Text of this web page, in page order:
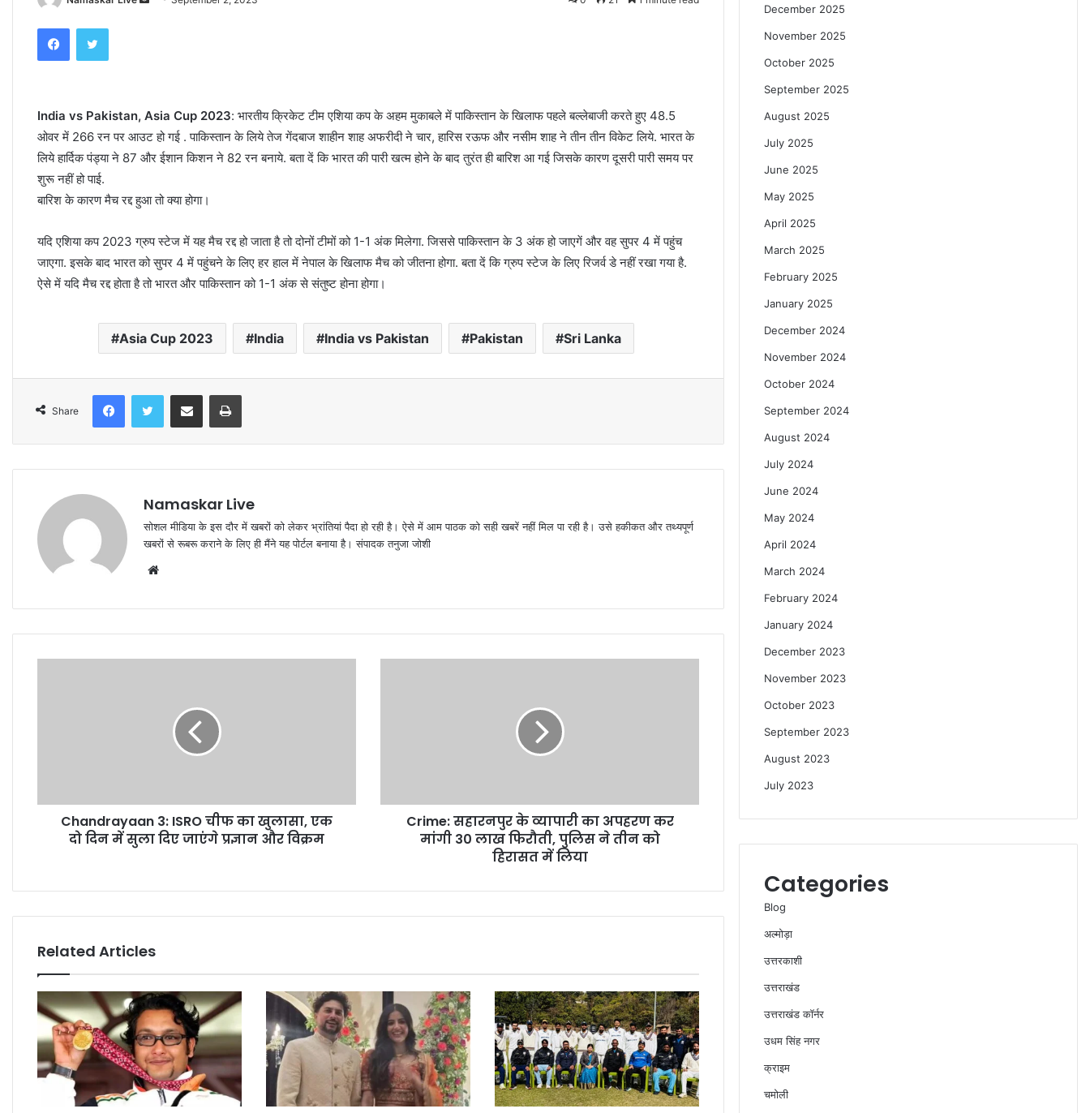
e
m
a
l
India vs Pakistan, Asia Cup 2023: भारतीय क्रिकेट टीम एशिया कप के अहम मुकाबले में पाकिस्तान के खिलाफ पहले बल्लेबाजी करते हुए 48.5
ओवर में 266 रन पर आउट हो गई . पाकिस्तान के लिये तेज गेंदबाज शाहीन शाह अफरीदी ने चार, हारिस रऊफ और नसीम शाह ने तीन तीन विकेट लिये. भारत के
लिये हार्दिक पंड्या ने 87 और ईशान किशन ने 82 रन बनाये. बता दें कि भारत की पारी खत्म होने के बाद तुरंत ही बारिश आ गई जिसके कारण दूसरी पारी समय पर
शुरू नहीं हो पाई.
बारिश के कारण मैच रद्द हुआ तो क्या होगा।
यदि एशिया कप 2023 ग्रुप स्टेज में यह मैच रद्द हो जाता है तो दोनों टीमों को 1-1 अंक मिलेगा. जिससे पाकिस्तान के 3 अंक हो जाएगें और वह सुपर 4 में पहुंच
जाएगा. इसके बाद भारत को सुपर 4 में पहुंचने के लिए हर हाल में नेपाल के खिलाफ मैच को जीतना होगा. बता दें कि ग्रुप स्टेज के लिए रिजर्व डे नहीं रखा गया है.
ऐसे में यदि मैच रद्द होता है तो भारत और पाकिस्तान को 1-1 अंक से संतुष्ट होना होगा।
Asia Cup 2023 India India vs Pakistan Pakistan Sri Lanka
Share
Namaskar Live
सोशल मीडिया के इस दौर में खबरों को लेकर भ्रांतियां पैदा हो रही है। ऐसे में आम पाठक को सही खबरें नहीं मिल पा रही है। उसे हकीकत और तथ्यपूर्ण
खबरों से रूबरू कराने के लिए ही मैंने यह पोर्टल बनाया है। संपादक तनुजा जोशी
b
Chandrayaan 3: ISRO चीफ का खुलासा, एक
दो दिन में सुला दिए जाएंगे प्रज्ञान और विक्रम
Crime: सहारनपुर के व्यापारी का अपहरण कर
मांगी 30 लाख फिरौती, पुलिस ने तीन को
हिरासत में लिया
Related Articles
December 2025
November 2025
October 2025
September 2025
August 2025
July 2025
June 2025
May 2025
April 2025
March 2025
February 2025
January 2025
December 2024
November 2024
October 2024
September 2024
August 2024
July 2024
June 2024
May 2024
April 2024
March 2024
February 2024
January 2024
December 2023
November 2023
October 2023
September 2023
August 2023
July 2023
Categories
Blog
अल्मोड़ा
उत्तरकाशी
उत्तराखंड
उत्तराखंड कॉर्नर
उधम सिंह नगर
क्राइम
चमोली